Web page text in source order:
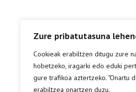
Zure pribatutasuna
Cookieak erabiltzen ditugu zure
hobetzeko, iragarki edo eduki
gure trafikoa aztertzeko. "Onartu
erabiltzea onartzen duzu.